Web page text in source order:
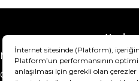
Yardım
Mesafeli Satış Sözleşmesi
Gizlilik Sözleşmesi